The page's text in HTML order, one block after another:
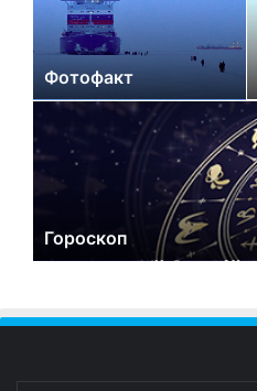
Фотофакт
Гороскоп